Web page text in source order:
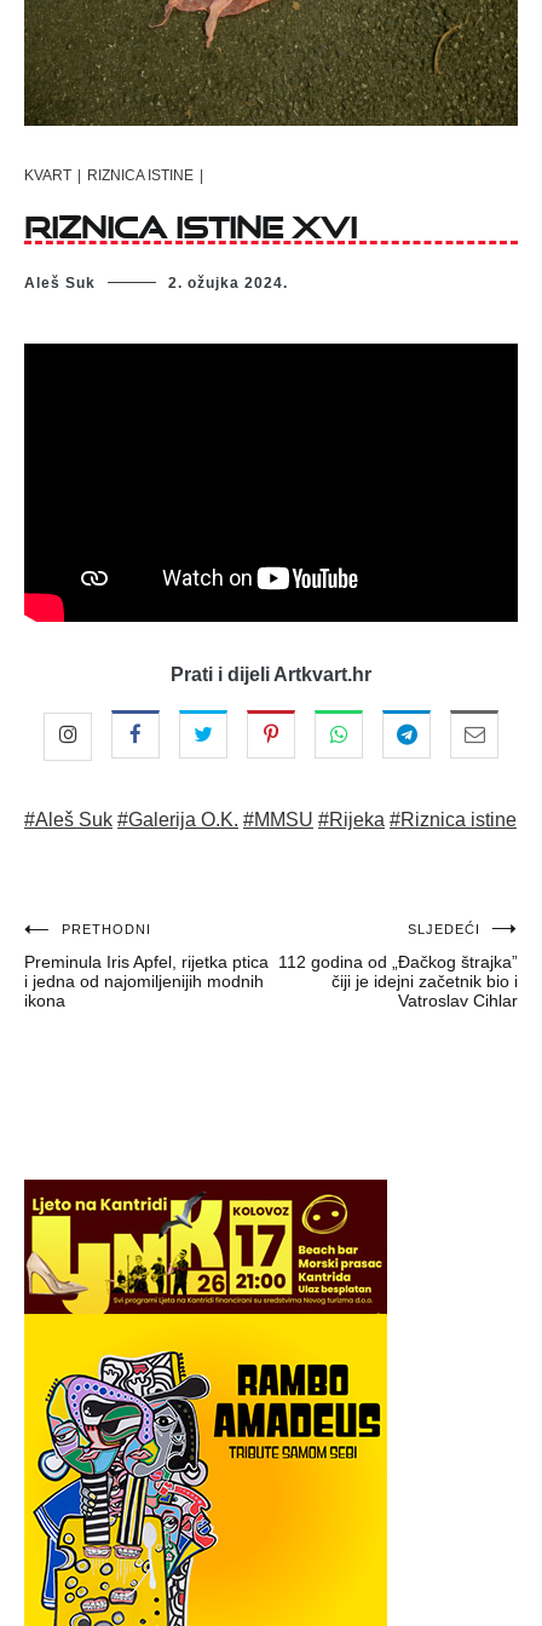
KVART | RIZNICA ISTINE |
RIZNICA ISTINE XVI
Aleš Suk 2. ožujka 2024.
Prati i dijeli Artkvart.hr
#Aleš Suk #Galerija O.K. #MMSU #Rijeka #Riznica istine
Navigacija
objava
PRETHODNI
Preminula Iris Apfel, rijetka ptica
i jedna od najomiljenijih modnih
ikona
SLJEDEĆI
112 godina od „Đačkog štrajka”
čiji je idejni začetnik bio i
Vatroslav Cihlar